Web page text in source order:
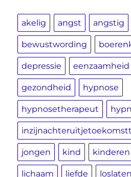
akelig angst angstig
bewustwording
depressie eenzaamheid
gezondheid hypnose
hypnosetherapeut
jongen kind kinderen
lichaam liefde loslaten